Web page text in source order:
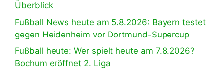
Überblick
Fußball News heute am 5.8.2026: Bayern testet
gegen Heidenheim vor Dortmund-Supercup
Fußball heute: Wer spielt heute am 7.8.2026?
Bochum eröffnet 2. Liga